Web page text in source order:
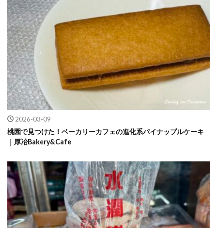
2026-03-09
桃園で見つけた！ベーカリーカフェの進化系パイナップルケーキ
｜厚冶Bakery&Cafe